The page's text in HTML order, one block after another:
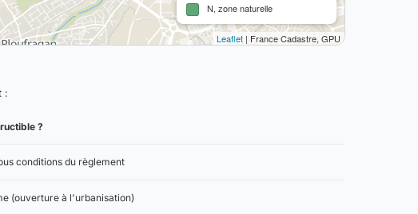
N, zone naturelle
Leaflet| France Cadastre, GPU
:
?
conditions du règlement
(ouverture à l'urbanisation)